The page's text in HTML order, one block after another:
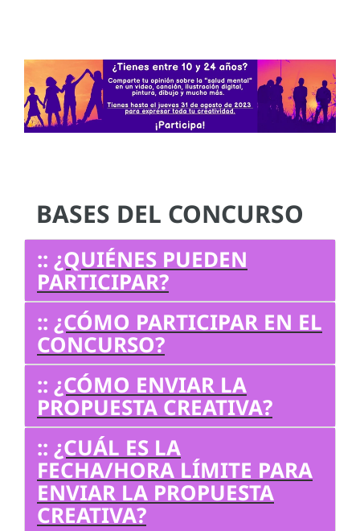
BASES DEL CONCURSO
:: ¿QUIÉNES PUEDEN
PARTICIPAR?
:: ¿CÓMO PARTICIPAR EN EL
CONCURSO?
:: ¿CÓMO ENVIAR LA
PROPUESTA CREATIVA?
:: ¿CUÁL ES LA
FECHA/HORA LÍMITE PARA
ENVIAR LA PROPUESTA
CREATIVA?